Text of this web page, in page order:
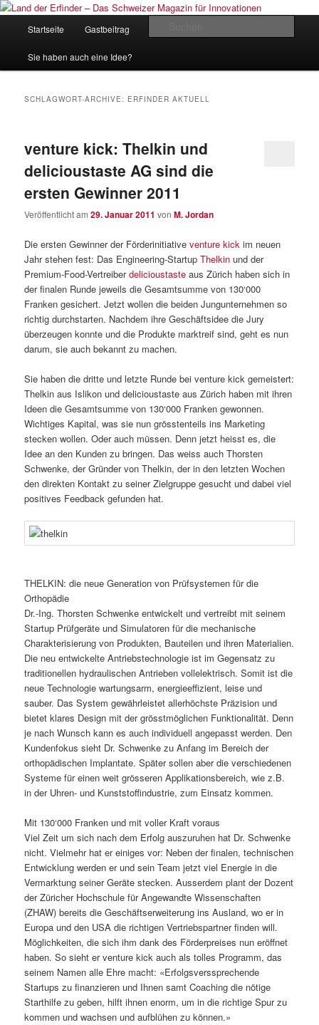
Zum
wechseln
Zum
wechselnLand der Erfinder – Das Schweizer
Startseite Gastbeitrag
Sie haben auch eine Idee?
SCHLAGWORT-ARCHIVE: ERFINDER AKTUELL
venture kick: Thelkin und
delicioustaste AG sind die
ersten Gewinner 2011
Veröffentlicht am29. Januar 2011 vonM. Jordan
Die ersten Gewinner der Förderinitiativeventure kick im neuen
Jahr stehen fest: Das Engineering-StartupThelkin und der
Premium-Food-Vertreiberdelicioustaste aus Zürich haben sich in
der finalen Runde jeweils die Gesamtsumme von 130‘000
Franken gesichert. Jetzt wollen die beiden Jungunternehmen so
richtig durchstarten. Nachdem ihre Geschäftsidee die Jury
überzeugen konnte und die Produkte marktreif sind, geht es nun
darum, sie auch bekannt zu machen.
Sie haben die dritte und letzte Runde bei venture kick gemeistert:
Thelkin aus Islikon und delicioustaste aus Zürich haben mit ihren
Ideen die Gesamtsumme von 130‘000 Franken gewonnen.
Wichtiges Kapital, was sie nun grösstenteils ins Marketing
stecken wollen. Oder auch müssen. Denn jetzt heisst es, die
Idee an den Kunden zu bringen. Das weiss auch Thorsten
Schwenke, der Gründer von Thelkin, der in den letzten Wochen
den direkten Kontakt zu seiner Zielgruppe gesucht und dabei viel
positives Feedback gefunden hat.
THELKIN: die neue Generation von Prüfsystemen für die
Orthopädie
Dr.-Ing. Thorsten Schwenke entwickelt und vertreibt mit seinem
Startup Prüfgeräte und Simulatoren für die mechanische
Charakterisierung von Produkten, Bauteilen und ihren Materialien.
Die neu entwickelte Antriebstechnologie ist im Gegensatz zu
traditionellen hydraulischen Antrieben vollelektrisch. Somit ist die
neue Technologie wartungsarm, energieeffizient, leise und
sauber. Das System gewährleistet allerhöchste Präzision und
bietet klares Design mit der grösstmöglichen Funktionalität. Denn
je nach Wunsch kann es auch individuell angepasst werden. Den
Kundenfokus sieht Dr. Schwenke zu Anfang im Bereich der
orthopädischen Implantate. Später sollen aber die verschiedenen
Systeme für einen weit grösseren Applikationsbereich, wie z.B.
in der Uhren- und Kunststoffindustrie, zum Einsatz kommen.
Mit 130‘000 Franken und mit voller Kraft voraus
Viel Zeit um sich nach dem Erfolg auszuruhen hat Dr. Schwenke
nicht. Vielmehr hat er einiges vor: Neben der finalen, technischen
Entwicklung werden er und sein Team jetzt viel Energie in die
Vermarktung seiner Geräte stecken. Ausserdem plant der Dozent
der Züricher Hochschule für Angewandte Wissenschaften
(ZHAW) bereits die Geschäftserweiterung ins Ausland, wo er in
Europa und den USA die richtigen Vertriebspartner finden will.
Möglichkeiten, die sich ihm dank des Förderpreises nun eröffnet
haben. So sieht er venture kick auch als tolles Programm, das
seinem Namen alle Ehre macht: «Erfolgsverssprechende
Startups zu finanzieren und Ihnen samt Coaching die nötige
Starthilfe zu geben, hilft ihnen enorm, um in die richtige Spur zu
kommen und wachsen und aufblühen zu können.»